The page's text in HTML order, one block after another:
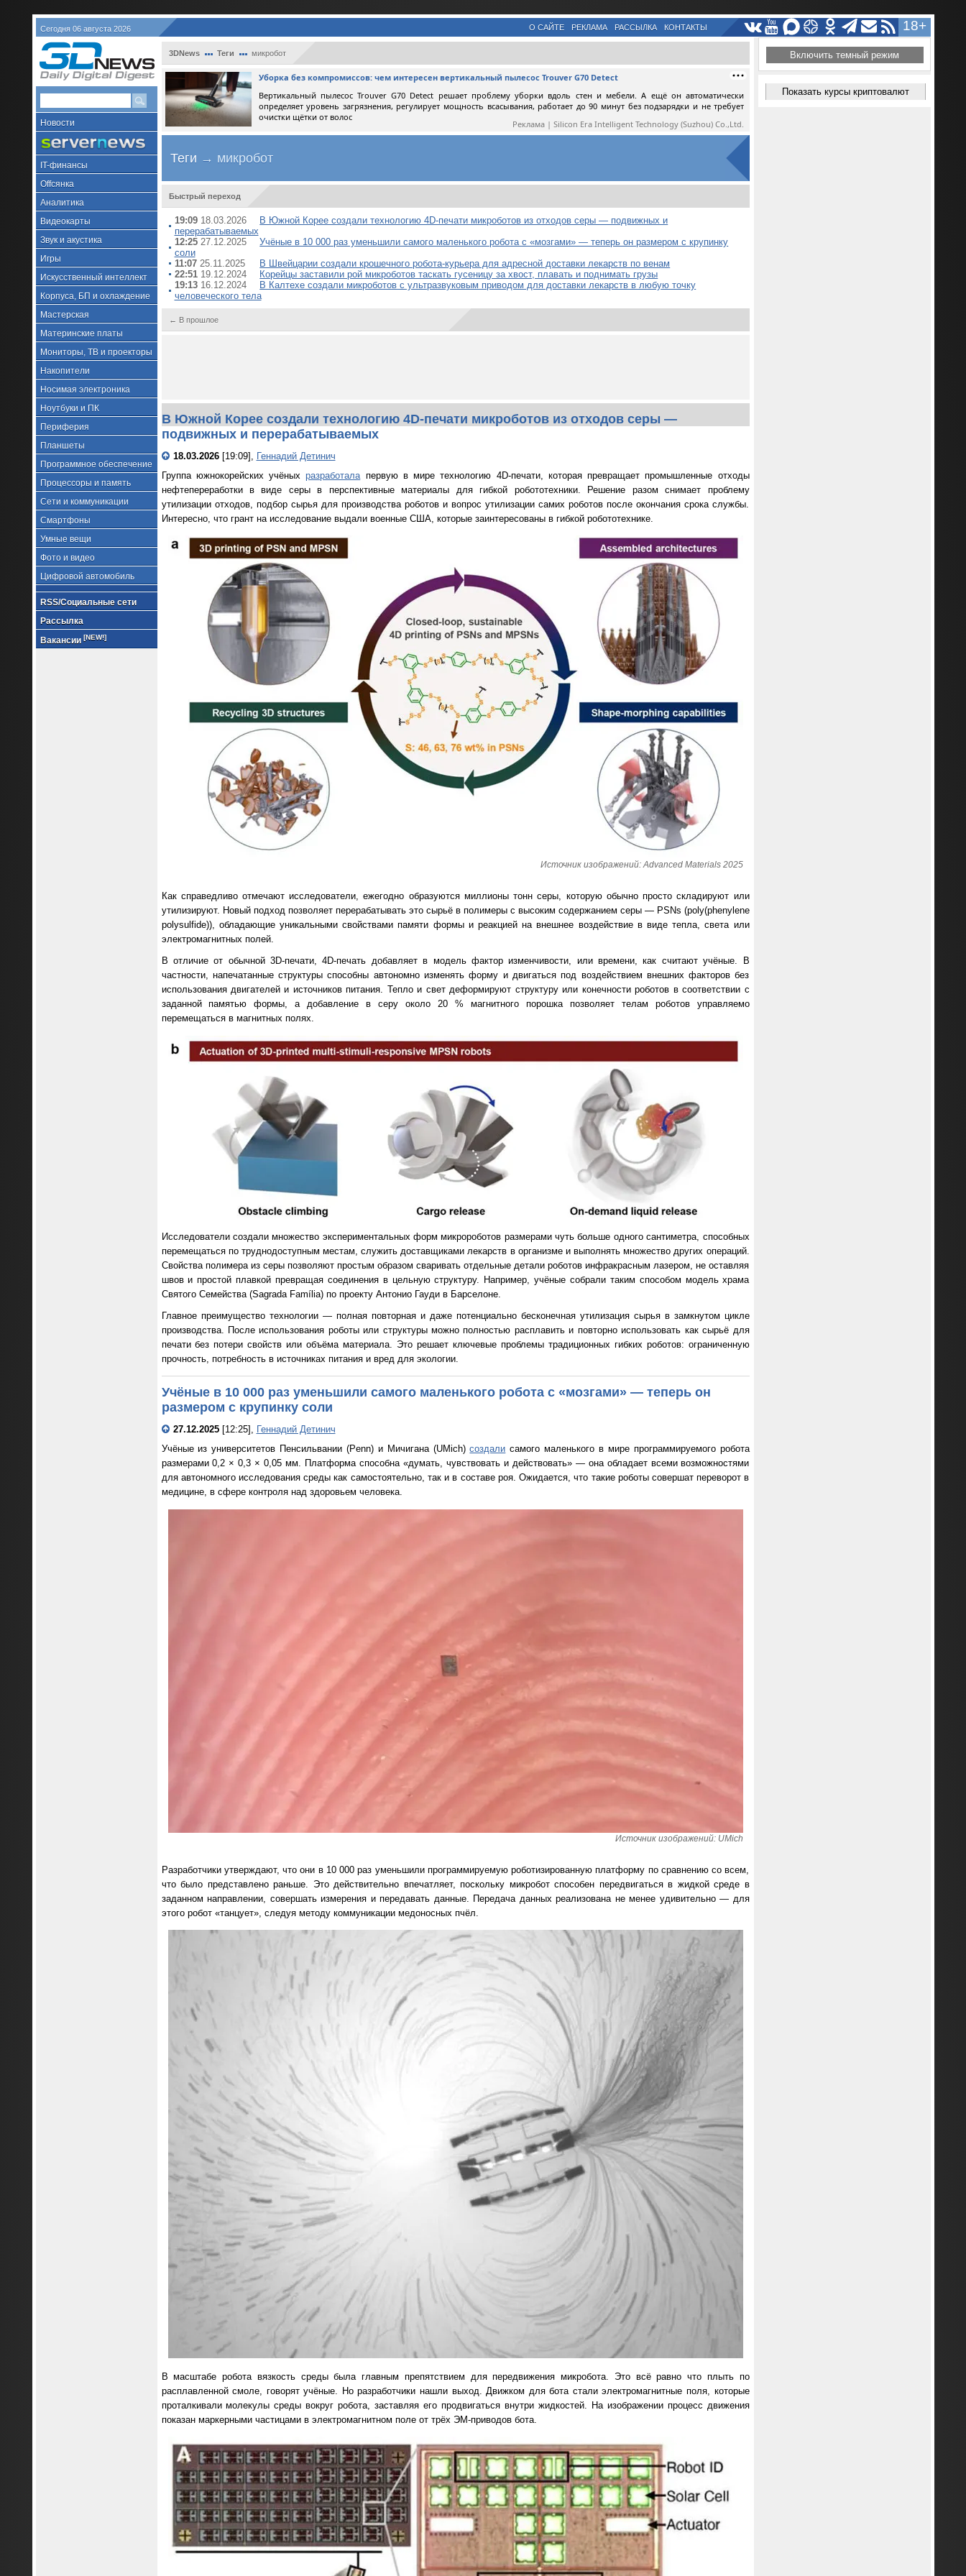
Сегодня 06 августа 2026 18+
О САЙТЕ РЕКЛАМА РАССЫЛКА КОНТАКТЫ
Новости
IT-финансы
Offсянка
Аналитика
Видеокарты
Звук и акустика
Игры
Искусственный интеллект
Корпуса, БП и охлаждение
Мастерская
Материнские платы
Мониторы, ТВ и проекторы
Накопители
Носимая электроника
Ноутбуки и ПК
Периферия
Планшеты
Программное обеспечение
Процессоры и память
Сети и коммуникации
Смартфоны
Умные вещи
Фото и видео
Цифровой автомобиль
RSS/Социальные сети
Рассылка
Вакансии [NEW!]
3DNews Теги микробот
Уборка без компромиссов: чем интересен вертикальный пылесос Trouver G70 Detect
Вертикальный пылесос Trouver G70 Detect решает проблему уборки вдоль стен и мебели. А ещё он автоматически
определяет уровень загрязнения, регулирует мощность всасывания, работает до 90 минут без подзарядки и не требует
очистки щётки от волос
Реклама | Silicon Era Intelligent Technology (Suzhou) Co.,Ltd.
Теги → микробот
Быстрый переход
19:0918.03.2026
В Южной Корее создали технологию 4D-печати микроботов из отходов серы — подвижных и
перерабатываемых
12:2527.12.2025
Учёные в 10 000 раз уменьшили самого маленького робота с «мозгами» — теперь он размером с крупинку
соли
11:0725.11.2025
В Швейцарии создали крошечного робота-курьера для адресной доставки лекарств по венам
22:5119.12.2024
Корейцы заставили рой микроботов таскать гусеницу за хвост, плавать и поднимать грузы
19:1316.12.2024
В Калтехе создали микроботов с ультразвуковым приводом для доставки лекарств в любую точку
человеческого тела
← В прошлое
В Южной Корее создали технологию 4D-печати микроботов из отходов серы —
подвижных и перерабатываемых
18.03.2026[19:09], Геннадий Детинич
Группа южнокорейских учёныхразработалапервую в мире технологию 4D-печати, которая превращает промышленные отходы
нефтепереработки в виде серы в перспективные материалы для гибкой робототехники. Решение разом снимает проблему
утилизации отходов, подбор сырья для производства роботов и вопрос утилизации самих роботов после окончания срока службы.
Интересно, что грант на исследование выдали военные США, которые заинтересованы в гибкой робототехнике.
Источник изображений: Advanced Materials 2025
Как справедливо отмечают исследователи, ежегодно образуются миллионы тонн серы, которую обычно просто складируют или
утилизируют. Новый подход позволяет перерабатывать это сырьё в полимеры с высоким содержанием серы — PSNs (poly(phenylene
polysulfide)), обладающие уникальными свойствами памяти формы и реакцией на внешнее воздействие в виде тепла, света или
электромагнитных полей.
В отличие от обычной 3D-печати, 4D-печать добавляет в модель фактор изменчивости, или времени, как считают учёные. В
частности, напечатанные структуры способны автономно изменять форму и двигаться под воздействием внешних факторов без
использования двигателей и источников питания. Тепло и свет деформируют структуру или конечности роботов в соответствии с
заданной памятью формы, а добавление в серу около 20 % магнитного порошка позволяет телам роботов управляемо
перемещаться в магнитных полях.
Исследователи создали множество экспериментальных форм микророботов размерами чуть больше одного сантиметра, способных
перемещаться по труднодоступным местам, служить доставщиками лекарств в организме и выполнять множество других операций.
Свойства полимера из серы позволяют простым образом сваривать отдельные детали роботов инфракрасным лазером, не оставляя
швов и простой плавкой превращая соединения в цельную структуру. Например, учёные собрали таким способом модель храма
Святого Семейства (Sagrada Família) по проекту Антонио Гауди в Барселоне.
Главное преимущество технологии — полная повторная и даже потенциально бесконечная утилизация сырья в замкнутом цикле
производства. После использования роботы или структуры можно полностью расплавить и повторно использовать как сырьё для
печати без потери свойств или объёма материала. Это решает ключевые проблемы традиционных гибких роботов: ограниченную
прочность, потребность в источниках питания и вред для экологии.
Учёные в 10 000 раз уменьшили самого маленького робота с «мозгами» — теперь он
размером с крупинку соли
27.12.2025[12:25], Геннадий Детинич
Учёные из университетов Пенсильвании (Penn) и Мичигана (UMich)создали самого маленького в мире программируемого робота
размерами 0,2 × 0,3 × 0,05 мм. Платформа способна «думать, чувствовать и действовать» — она обладает всеми возможностями
для автономного исследования среды как самостоятельно, так и в составе роя. Ожидается, что такие роботы совершат переворот в
медицине, в сфере контроля над здоровьем человека.
Источник изображений: UMich
Разработчики утверждают, что они в 10 000 раз уменьшили программируемую роботизированную платформу по сравнению со всем,
что было представлено раньше. Это действительно впечатляет, поскольку микробот способен передвигаться в жидкой среде в
заданном направлении, совершать измерения и передавать данные. Передача данных реализована не менее удивительно — для
этого робот «танцует», следуя методу коммуникации медоносных пчёл.
В масштабе робота вязкость среды была главным препятствием для передвижения микробота. Это всё равно что плыть по
расплавленной смоле, говорят учёные. Но разработчики нашли выход. Движком для бота стали электромагнитные поля, которые
проталкивали молекулы среды вокруг робота, заставляя его продвигаться внутри жидкостей. На изображении процесс движения
показан маркерными частицами в электромагнитном поле от трёх ЭМ-приводов бота.
Включить темный режим
Показать курсы криптовалют